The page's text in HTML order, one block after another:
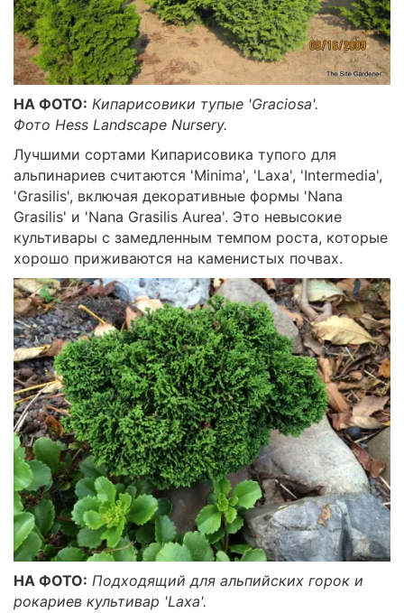
НА ФОТО: Кипарисовики тупые 'Graciosa'.
Фото Hess Landscape Nursery.
Лучшими сортами Кипарисовика тупого для
альпинариев считаются 'Minima', 'Laxa', 'Intermedia',
'Grasilis', включая декоративные формы 'Nana
Grasilis' и 'Nana Grasilis Aurea'. Это невысокие
культивары с замедленным темпом роста, которые
хорошо приживаются на каменистых почвах.
НА ФОТО: Подходящий для альпийских горок и
рокариев культивар 'Laxa'.